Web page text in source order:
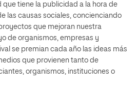
que tiene la publicidad a la hora de
las causas sociales, concienciando
que mejoran nuestra
de organismos, empresas y
se premian cada año las ideas más
que provienen tanto de
organismos, instituciones o